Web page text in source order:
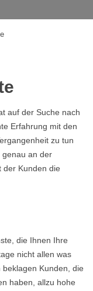
auf der Suche nach
Erfahrung mit den
zu tun
genau an der
der Kunden die
die Ihnen Ihre
nicht allen was
Kunden, die
haben, allzu hohe